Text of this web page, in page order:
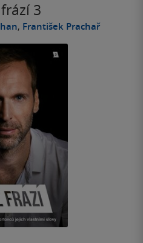
3
, František Prachař